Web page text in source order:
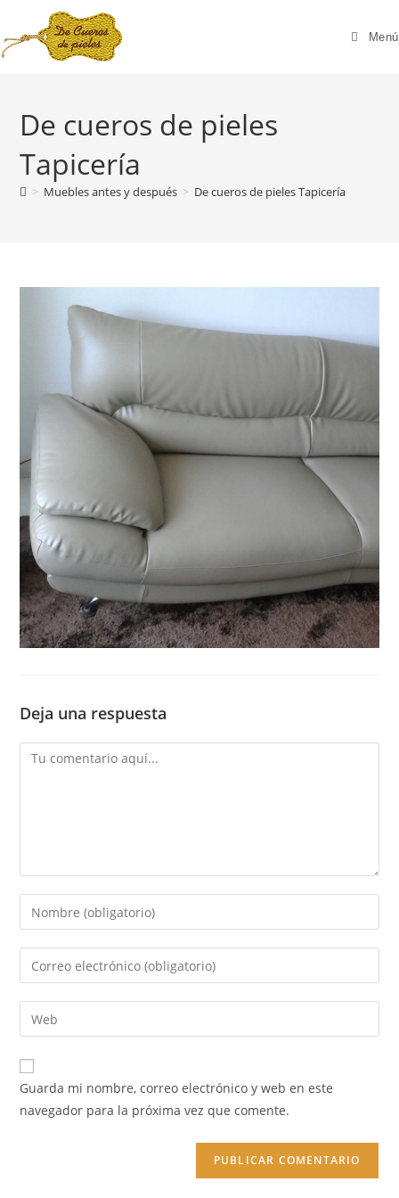
Menú
De cueros de pieles
Tapicería
> Muebles antes y después > De cueros de pieles Tapicería
Deja una respuesta
Guarda mi nombre, correo electrónico y web en este
navegador para la próxima vez que comente.